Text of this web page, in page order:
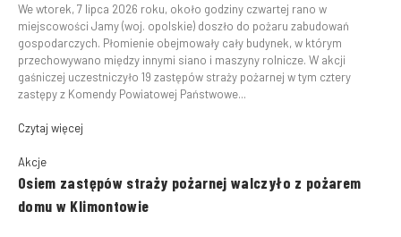
We wtorek, 7 lipca 2026 roku, około godziny czwartej rano w
miejscowości Jamy (woj. opolskie) doszło do pożaru zabudowań
gospodarczych. Płomienie obejmowały cały budynek, w którym
przechowywano między innymi siano i maszyny rolnicze. W akcji
gaśniczej uczestniczyło 19 zastępów straży pożarnej w tym cztery
zastępy z Komendy Powiatowej Państwowe...
Czytaj więcej
Akcje
Osiem zastępów straży pożarnej walczyło z pożarem
domu w Klimontowie